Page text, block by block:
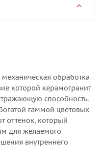
обработка
которой керамогранит
способность.
гаммой цветовых
оттенок, который
для желаемого
внутреннего